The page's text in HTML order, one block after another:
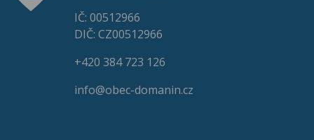
IČ: 00512966
DIČ: CZ00512966
+420 384 723 126
info@obec-domanin.cz